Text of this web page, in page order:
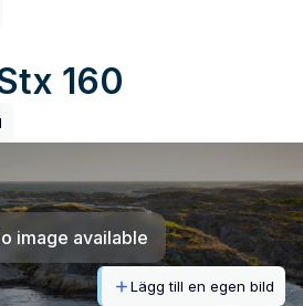
160
image available
Lägg till en egen bild